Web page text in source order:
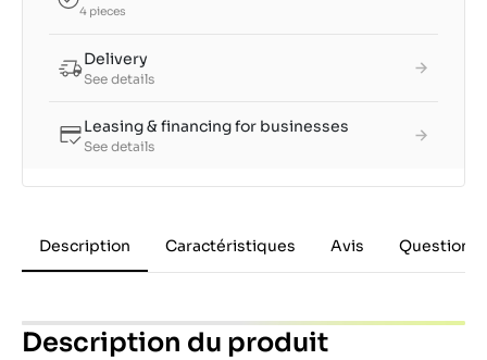
4 pieces
Delivery
See details
Leasing & financing for businesses
See details
Description Caractéristiques Avis Questions
Description du produit